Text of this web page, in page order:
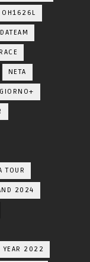
OH1626L
NETA
TOUR
2024
YEAR 2022